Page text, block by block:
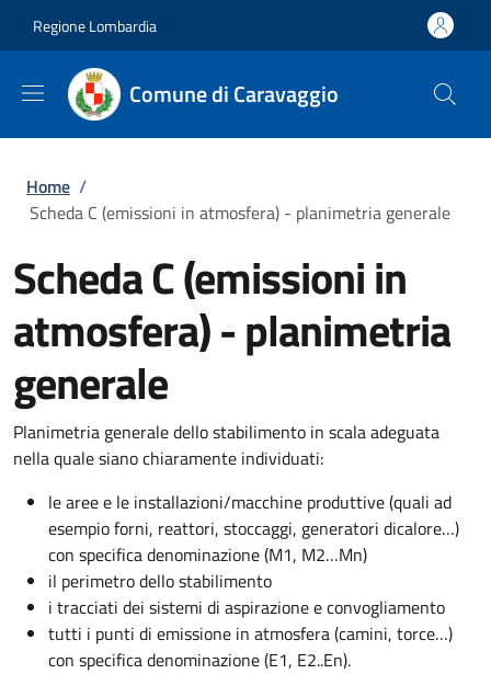
Regione Lombardia
Comune di Caravaggio
Briciole di pane
Home /
Scheda C (emissioni in atmosfera) - planimetria generale
Scheda C (emissioni in
atmosfera) - planimetria
generale
Planimetria generale dello stabilimento in scala adeguata
nella quale siano chiaramente individuati:
le aree e le installazioni/macchine produttive (quali ad
esempio forni, reattori, stoccaggi, generatori dicalore…)
con specifica denominazione (M1, M2…Mn)
il perimetro dello stabilimento
i tracciati dei sistemi di aspirazione e convogliamento
tutti i punti di emissione in atmosfera (camini, torce…)
con specifica denominazione (E1, E2..En).